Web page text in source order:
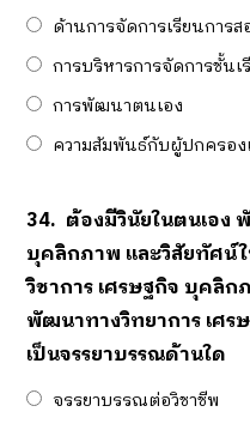
ด้านการจัดการเรียนการ
การบริหารการจัดการชั้นเ
การพัฒนาตนเอง
ความสัมพันธ์กับผู้ปกครอง
34. ต้องมีวินัยในตนเอง
บุคลิกภาพ และวิสัยทัศน์
วิชาการ เศรษฐกิจ บุคลิ
พัฒนาทางวิทยาการ เศร
เป็นจรรยาบรรณด้านใด
จรรยาบรรณต่อวิชาชีพ